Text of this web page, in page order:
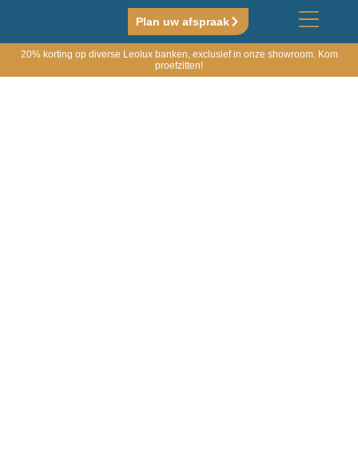
Plan uw afspraak
20% korting op diverse Leolux banken, exclusief in onze showroom. Kom
proefzitten!